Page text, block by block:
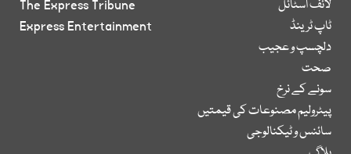
لائف اسٹائل
ٹاپ ٹرینڈ
دلچسپ و عجیب
صحت
سونے کے نرخ
پیٹرولیم مصنوعات کی قیمتیں
سائنس و ٹیکنالوجی
The Express Tribune
Express Entertainment